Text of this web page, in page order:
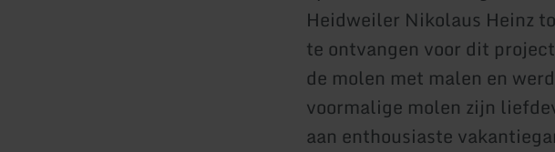
Heidweiler Nikolaus Heinz
te ontvangen voor dit
de molen met malen en
voormalige molen zijn
aan enthousiaste